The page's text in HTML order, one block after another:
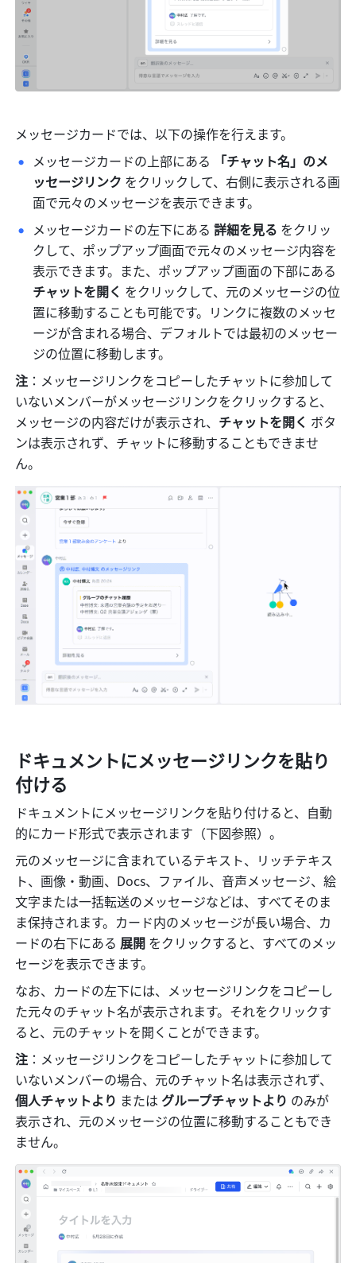
メッセージカードでは、以下の操作を行えます。
メッセージカードの上部にある 「チャット名」のメ
ッセージリンク をクリックして、右側に表示される画
面で元々のメッセージを表示できます。
メッセージカードの左下にある 詳細を見る をクリッ
クして、ポップアップ画面で元々のメッセージ内容を
チャットを開く をクリックして、元のメッセージの位
置に移動することも可能です。リンクに複数のメッセ
ージが含まれる場合、デフォルトでは最初のメッセー
ジの位置に移動します。
注 ：メッセージリンクをコピーしたチャットに参加して
いないメンバーがメッセージリンクをクリックすると、
メッセージの内容だけが表示され、 チャットを開く ボタ
ンは表示されず、チャットに移動することもできませ
ん。
ドキュメントにメッセージリンクを貼り
付ける
ドキュメントにメッセージリンクを貼り付けると、自動
的にカード形式で表示されます（下図参照）。
元のメッセージに含まれているテキスト、リッチテキス
ト、画像・動画、Docs、ファイル、音声メッセージ、絵
文字または一括転送のメッセージなどは、すべてそのま
ま保持されます。カード内のメッセージが長い場合、カ
ードの右下にある 展開 をクリックすると、すべてのメッ
セージを表示できます。
なお、カードの左下には、メッセージリンクをコピーし
た元々のチャット名が表示されます。それをクリックす
ると、元のチャットを開くことができます。
注 ：メッセージリンクをコピーしたチャットに参加して
いないメンバーの場合、元のチャット名は表示されず、
個人チャットより または グループチャットより のみが
表示され、元のメッセージの位置に移動することもでき
ません。